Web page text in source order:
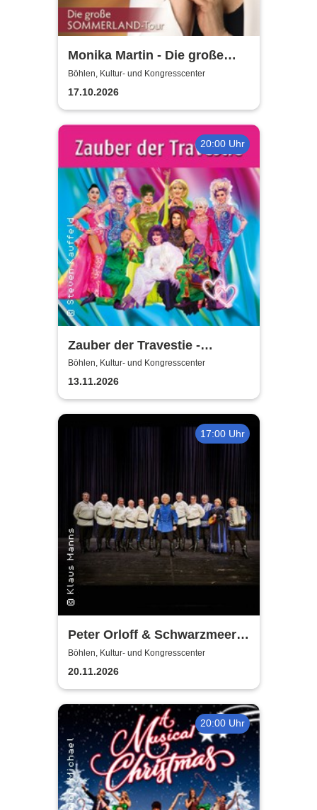
Monika Martin - Die große
Sommerland Tour
Böhlen, Kultur- und Kongresscenter
17.10.2026
20:00 Uhr
Zauber der Travestie -
Fräulein Luise und ihr
Ensemble - das Original
Böhlen, Kultur- und Kongresscenter
13.11.2026
17:00 Uhr
Peter Orloff & Schwarzmeer
Kosaken Chor - Die
Abschiedstournee
Böhlen, Kultur- und Kongresscenter
20.11.2026
20:00 Uhr